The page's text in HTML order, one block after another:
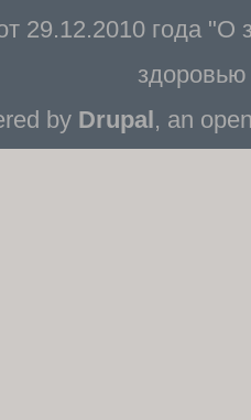
29.12.2010 года "О
by Drupal, an